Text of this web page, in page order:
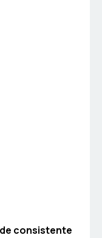
consistente